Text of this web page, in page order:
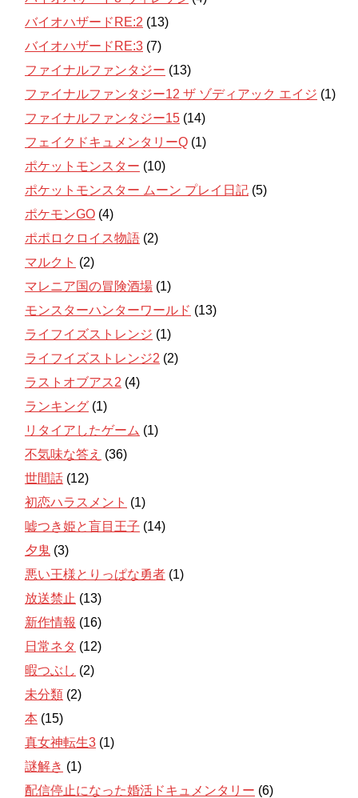
バイオハザードRE:2 (13)
バイオハザードRE:3 (7)
ファイナルファンタジー (13)
ファイナルファンタジー12 ザ ゾディアック エイジ (1)
ファイナルファンタジー15 (14)
フェイクドキュメンタリーQ (1)
ポケットモンスター (10)
ポケットモンスター ムーン プレイ日記 (5)
ポケモンGO (4)
ポポロクロイス物語 (2)
マルクト (2)
マレニア国の冒険酒場 (1)
モンスターハンターワールド (13)
ライフイズストレンジ (1)
ライフイズストレンジ2 (2)
ラストオブアス2 (4)
ランキング (1)
リタイアしたゲーム (1)
不気味な答え (36)
世間話 (12)
初恋ハラスメント (1)
嘘つき姫と盲目王子 (14)
夕鬼 (3)
悪い王様とりっぱな勇者 (1)
放送禁止 (13)
新作情報 (16)
日常ネタ (12)
暇つぶし (2)
未分類 (2)
本 (15)
真女神転生3 (1)
謎解き (1)
配信停止になった婚活ドキュメンタリー (6)